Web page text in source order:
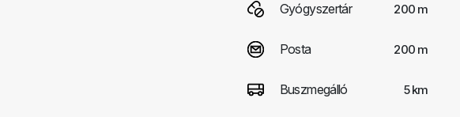
Gyógyszertár 200 m
Posta 200 m
Buszmegálló 5 km